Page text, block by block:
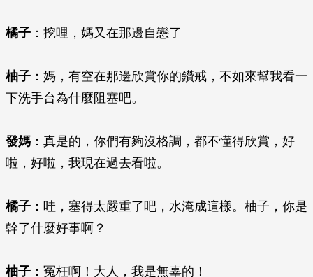
橘子 ：挖哩，媽又在那邊自戀了
柚子 ：媽，有空在那邊欣賞你的鑽戒，不如來幫我看一
下洗手台為什麼阻塞吧。
發媽 ：真是的，你們有夠沒格調，都不懂得欣賞，好
啦，好啦，我現在過去看啦。
橘子 ：哇，塞得太嚴重了吧，水淹成這樣。柚子，你是
幹了什麼好事啊？
柚子 ：冤枉啊！大人，我是無辜的！